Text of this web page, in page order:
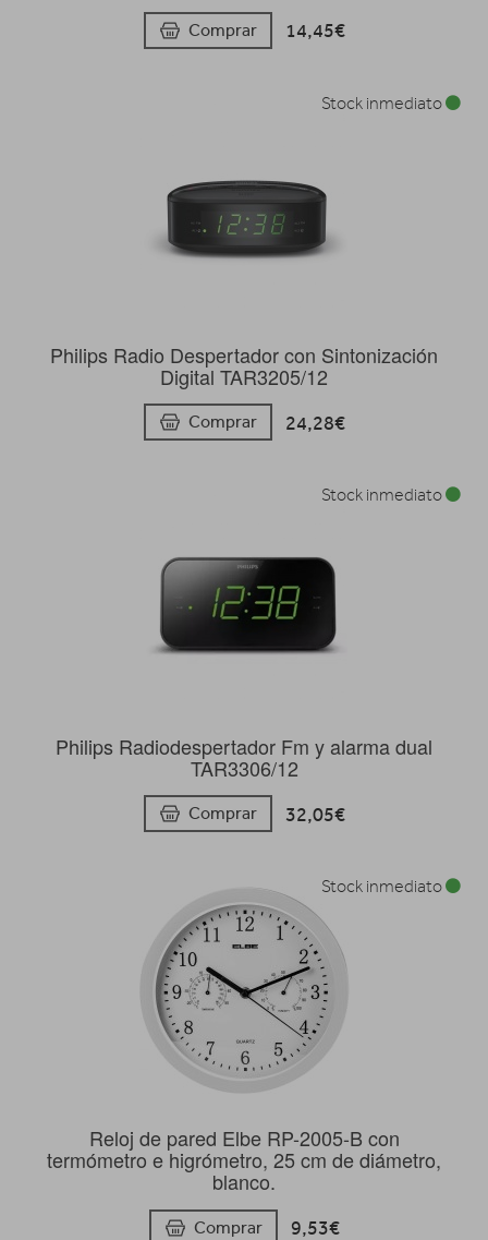
Comprar 14,45€
Philips Radio Despertador con Sintonización
Digital TAR3205/12
Comprar 24,28€
Stock inmediato
Philips Radiodespertador Fm y alarma dual
TAR3306/12
Comprar 32,05€
Stock inmediato
Reloj de pared Elbe RP-2005-B con
termómetro e higrómetro, 25 cm de diámetro,
blanco.
Comprar 9,53€
Stock inmediato